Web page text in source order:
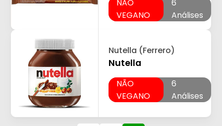
NÃO
VEGANO
6
Análises
Nutella (Ferrero)
Nutella
NÃO
VEGANO
6
Análises